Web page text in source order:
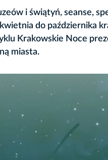
i świątyń, seanse,
do października
Krakowskie Noce
miasta.